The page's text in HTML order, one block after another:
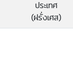
ประเทศ
(ฝรั่งเศส)